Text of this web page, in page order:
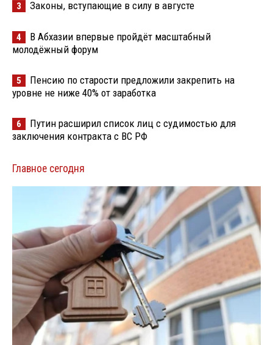
3 Законы, вступающие в силу в августе
4
В Абхазии впервые пройдёт масштабный
молодёжный форум
5
Пенсию по старости предложили закрепить на
уровне не ниже 40% от заработка
6
Путин расширил список лиц с судимостью для
заключения контракта с ВС РФ
Главное сегодня